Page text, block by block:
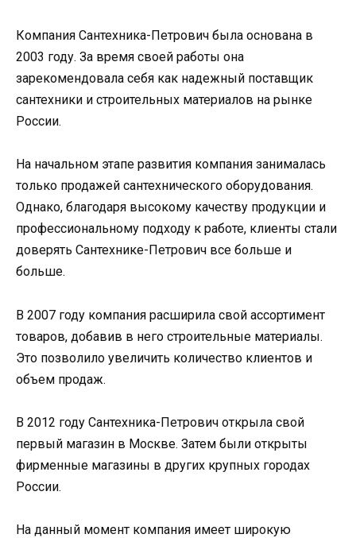
Компания Сантехника-Петрович была основана в
2003 году. За время своей работы она
зарекомендовала себя как надежный поставщик
сантехники и строительных материалов на рынке
России.
На начальном этапе развития компания занималась
только продажей сантехнического оборудования.
Однако, благодаря высокому качеству продукции и
профессиональному подходу к работе, клиенты стали
доверять Сантехнике-Петрович все больше и
больше.
В 2007 году компания расширила свой ассортимент
товаров, добавив в него строительные материалы.
Это позволило увеличить количество клиентов и
объем продаж.
В 2012 году Сантехника-Петрович открыла свой
первый магазин в Москве. Затем были открыты
фирменные магазины в других крупных городах
России.
На данный момент компания имеет широкую